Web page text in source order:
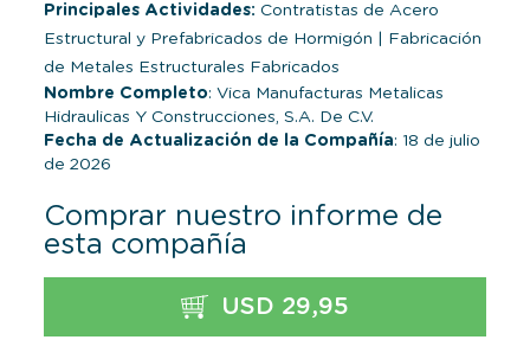
Principales Actividades: Contratistas de Acero
Estructural y Prefabricados de Hormigón
Fabricación
de Metales Estructurales Fabricados
Nombre Completo: Vica Manufacturas Metalicas
Hidraulicas Y Construcciones, S.A. De C.V.
Fecha de Actualización de la Compañía: 18 de julio
de 2026
Comprar nuestro informe de
esta compañía
USD 29,95